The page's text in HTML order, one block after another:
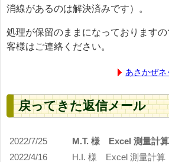
消線があるのは解決済みです）。
処理が保留のままになっております
客様はご連絡ください。
あさかぜ
戻ってきた返信メール
2022/7/25
M.T. 様 Excel 測量計
2022/4/16
H.I. 様 Excel 測量計算